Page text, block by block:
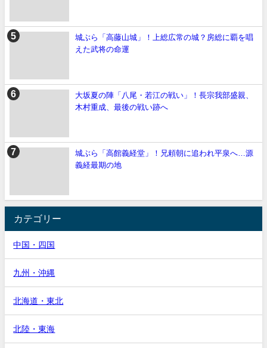
城ぶら「高藤山城」！上総広常の城？房総に覇を唱
えた武将の命運
大坂夏の陣「八尾・若江の戦い」！長宗我部盛親、
木村重成、最後の戦い跡へ
城ぶら「高館義経堂」！兄頼朝に追われ平泉へ…源
義経最期の地
カテゴリー
中国・四国
九州・沖縄
北海道・東北
北陸・東海